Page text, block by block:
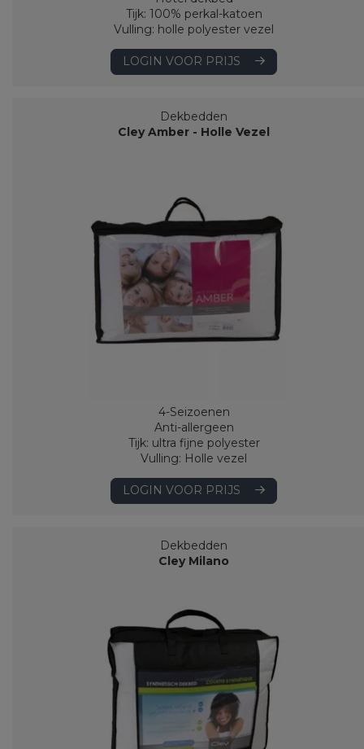
Tijk: 100% perkal-katoen
Vulling: holle polyester vezel
LOGIN VOOR PRIJS
Dekbedden
Cley Amber - Holle Vezel
4-Seizoenen
Anti-allergeen
Tijk: ultra fijne polyester
Vulling: Holle vezel
LOGIN VOOR PRIJS
Dekbedden
Cley Milano